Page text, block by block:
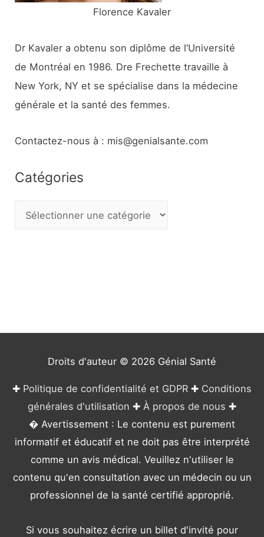
Florence Kavaler
Dr Kavaler a obtenu son diplôme de l’Université
de Montréal en 1986. Dre Frechette travaille à
New York, NY et se spécialise dans la médecine
générale et la santé des femmes.
Contactez-nous à : mis@genialsante.com
Catégories
Droits d'auteur © 2026 Génial Santé
✚ Politique de confidentialité et GDPR ✚ Conditions
générales d'utilisation ✚ À propos de nous ✚
� Avertissement : Le contenu est purement
informatif et éducatif et ne doit pas être interprété
comme un avis médical. Veuillez n'utiliser le
contenu qu'en consultation avec un médecin ou un
professionnel de la santé certifié approprié.
Si vous souhaitez écrire un billet d'invité pour